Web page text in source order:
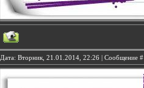
Дата: Вторник, 21.01.2014, 22:26 | Сообщение #